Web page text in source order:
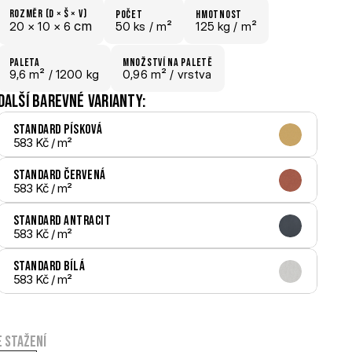
Rozměr (D × š × V)
20 × 10 × 6 cm
počet
50 ks / m²
hmotnost
125 kg / m²
paletA
9,6 m² / 1200 kg
Množství na paletě
0,96 m² / vrstva
barevné varianty:
Standard Písková
583 Kč / m²
Standard Červená
583 Kč / m²
Standard Antracit
583 Kč / m²
Standard Bílá
583 Kč / m²
stažení